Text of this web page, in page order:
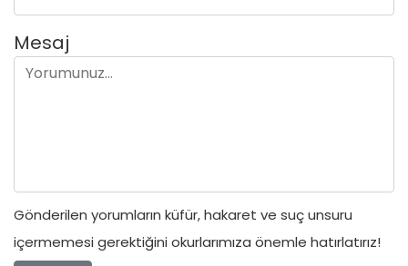
Mesaj
Gönderilen yorumların küfür, hakaret ve suç unsuru
içermemesi gerektiğini okurlarımıza önemle hatırlatırız!